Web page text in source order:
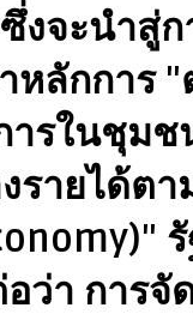
งจะนำสู่
ลักการ
ารในชุม
รายได้ต
ว่า การจั